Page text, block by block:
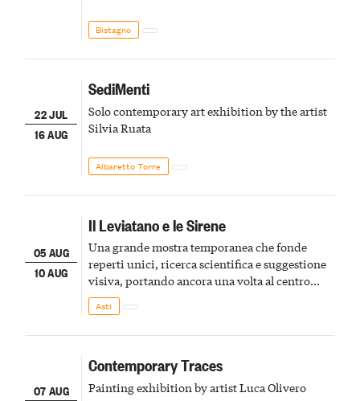
Bistagno
22 JUL
16 AUG
SediMenti
Solo contemporary art exhibition by the artist
Silvia Ruata
Albaretto Torre
05 AUG
10 AUG
Il Leviatano e le Sirene
Una grande mostra temporanea che fonde
reperti unici, ricerca scientifica e suggestione
visiva, portando ancora una volta al centro
della scena le meraviglie del passato astigiano
Asti
07 AUG
Contemporary Traces
Painting exhibition by artist Luca Olivero